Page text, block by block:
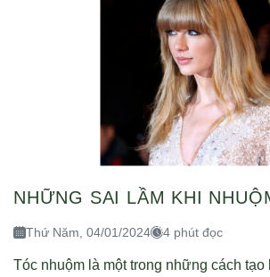
NHỮNG SAI LẦM KHI
Thứ Năm, 04/01/2024 4 phút đọc
Tóc nhuộm là một trong những cách